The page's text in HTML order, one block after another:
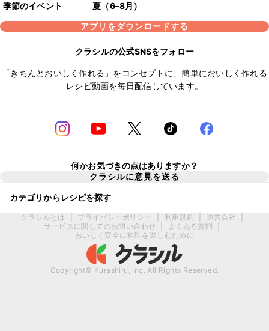
季節のイベント
夏（6–8月）
アプリをダウンロードする
クラシルの公式SNSをフォロー
「きちんとおいしく作れる」をコンセプトに、簡単においしく作れる
レシピ動画を毎日配信しています。
何かお気づきの点はありますか？
クラシルに意見を送る
カテゴリからレシピを探す
クラシルとは プライバシーポリシー 利用規約 運営会社
サービスに関してのお問い合わせ
よくある質問
おいしく安全に料理を楽しむために
Copyright© Kurashiru, Inc. All Rights Reserved.